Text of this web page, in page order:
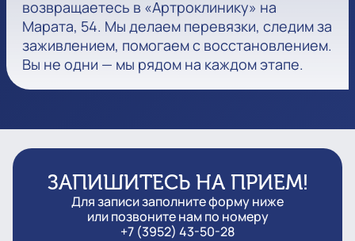
возвращаетесь в «Артроклинику» на
Марата, 54. Мы делаем перевязки, следим за
заживлением, помогаем с восстановлением.
Вы не одни — мы рядом на каждом этапе.
ЗАПИШИТЕСЬ НА ПРИЕМ!
Для записи заполните форму ниже
или позвоните нам по номеру
+7 (3952) 43-50-28